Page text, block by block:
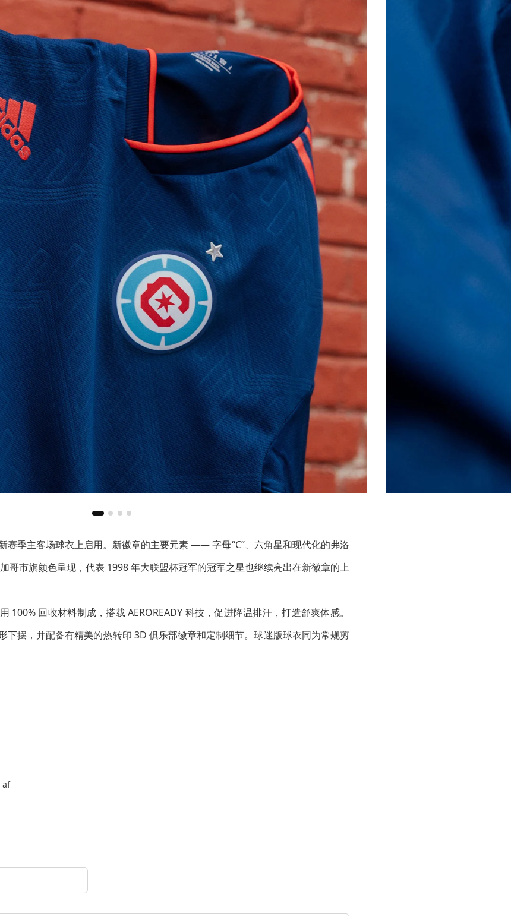
赛季主客场球衣上启用。新徽章的主要元素 —— 字母“C”、六角星和现代化的弗洛
哥市旗颜色呈现，代表 1998 年大联盟杯冠军的冠军之星也继续亮出在新徽章的上
100% 回收材料制成，搭载 AEROREADY 科技，促进降温排汗，打造舒爽体感。
下摆，并配备有精美的热转印 3D 俱乐部徽章和定制细节。球迷版球衣同为常规剪
af